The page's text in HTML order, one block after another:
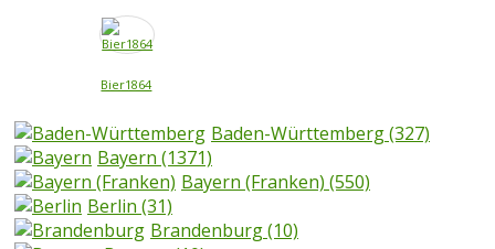
Bier1864
Baden-Württemberg(327)
Bayern (1371)
Bayern (Franken) (550)
Berlin (31)
Brandenburg(10)